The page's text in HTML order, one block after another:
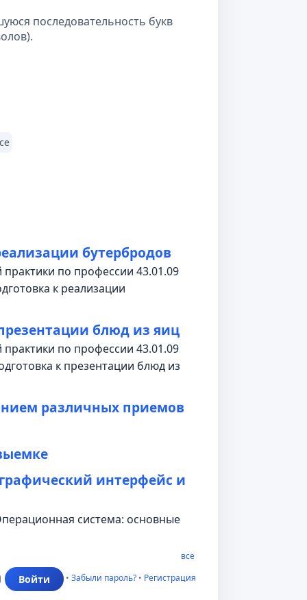
последовательность букв
бутербродов
по профессии 43.01.09
к реализации
блюд из яиц
по профессии 43.01.09
к презентации блюд из
различных приемов
интерфейс и
система: основные
все
• Забыли пароль? • Регистрация